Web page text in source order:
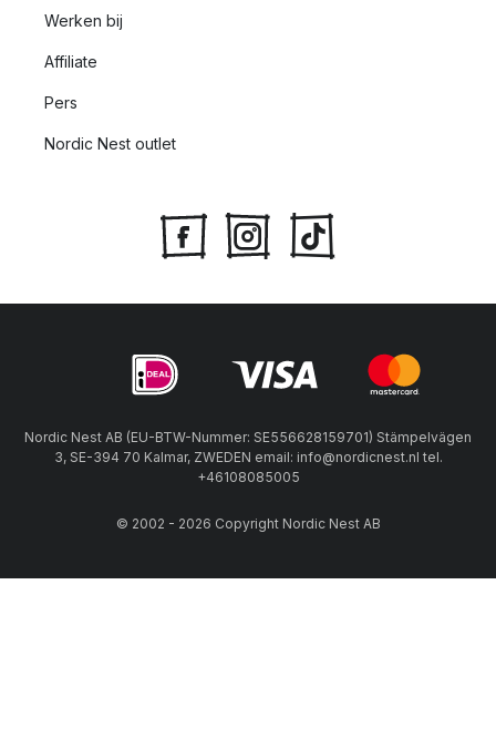
Werken bij
Affiliate
Pers
Nordic Nest outlet
Nordic Nest AB (EU-BTW-Nummer: SE556628159701) Stämpelvägen
3, SE-394 70 Kalmar, ZWEDEN email: info@nordicnest.nl tel.
+46108085005
© 2002 - 2026 Copyright Nordic Nest AB